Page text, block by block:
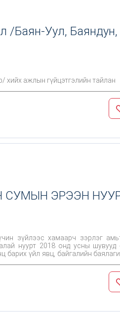
/Баян-Уул,
ажлын гүйцэтгэлийн тайлан
СУМЫН ЭРЭЭН
зүйлээс хамаарч зэрлэг
нуурт 2018 онд усны шувууд
үйл явц, байгалийн
судалгааны ажлыг